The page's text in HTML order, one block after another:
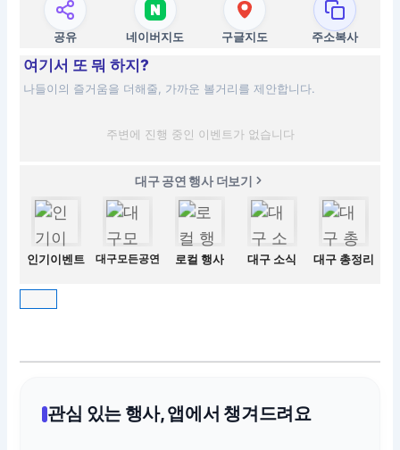
공유 네이버지도 구글지도 주소복사
여기서 또 뭐 하지?
나들이의 즐거움을 더해줄, 가까운 볼거리를 제안합니다.
주변에 진행 중인 이벤트가 없습니다
대구 공연 행사 더보기
인기이벤트 대구모든공연 로컬 행사 대구 소식 대구 총정리
관심 있는 행사, 앱에서 챙겨드려요